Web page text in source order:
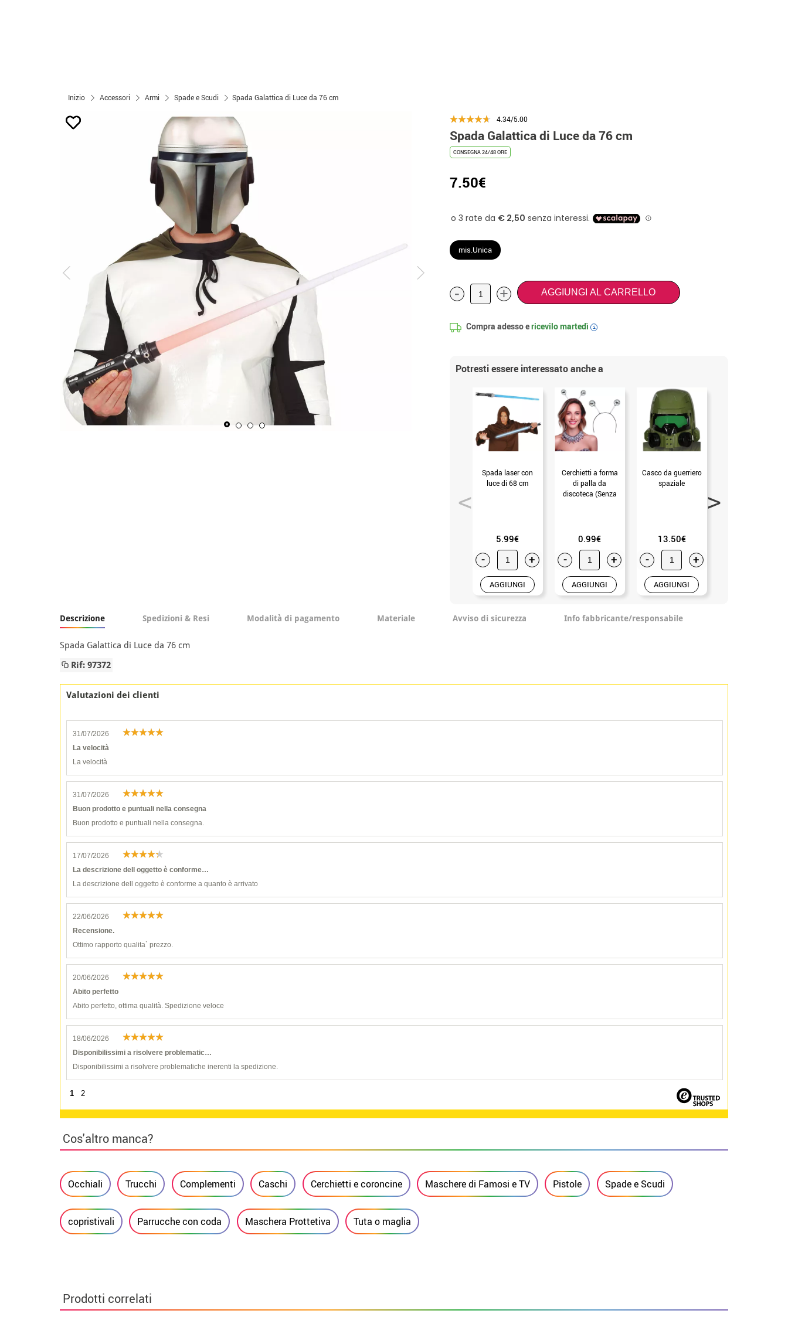
Inizio Accessori Armi Spade e Scudi Spada Galattica di Luce da 76 cm
4.34/5.00
Spada Galattica di Luce da 76 cm
CONSEGNA 24/48 ORE
7.50€
mis.Unica
- + AGGIUNGI AL CARRELLO
Compra adesso ericevilomartedì i
Potresti essere interessato anche a
Spada laser con
luce di 68 cm
5.99€
- +
AGGIUNGI
Cerchietti a forma
di palla da
discoteca (Senza
0.99€
- +
AGGIUNGI
Casco da guerriero
spaziale
13.50€
- +
AGGIUNGI
Descrizione Spedizioni & Resi Modalità di pagamento Materiale Avviso di sicurezza Info fabbricante/responsabile
Spada Galattica di Luce da 76 cm
Rif: 97372
Valutazioni dei clienti
31/07/2026
La velocità
La velocità
31/07/2026
Buon prodotto e puntuali nella consegna
Buon prodotto e puntuali nella consegna.
17/07/2026
La descrizione dell oggetto è conforme…
La descrizione dell oggetto è conforme a quanto è arrivato
22/06/2026
Recensione.
Ottimo rapporto qualita` prezzo.
20/06/2026
Abito perfetto
Abito perfetto, ottima qualità. Spedizione veloce
18/06/2026
Disponibilissimi a risolvere problematic…
Disponibilissimi a risolvere problematiche inerenti la spedizione.
1 2
Cos'altro manca?
Occhiali Trucchi Complementi Caschi Cerchietti e coroncine Maschere di Famosi e TV Pistole Spade e Scudi
copristivali Parrucche con coda Maschera Prottetiva Tuta o maglia
Prodotti correlati